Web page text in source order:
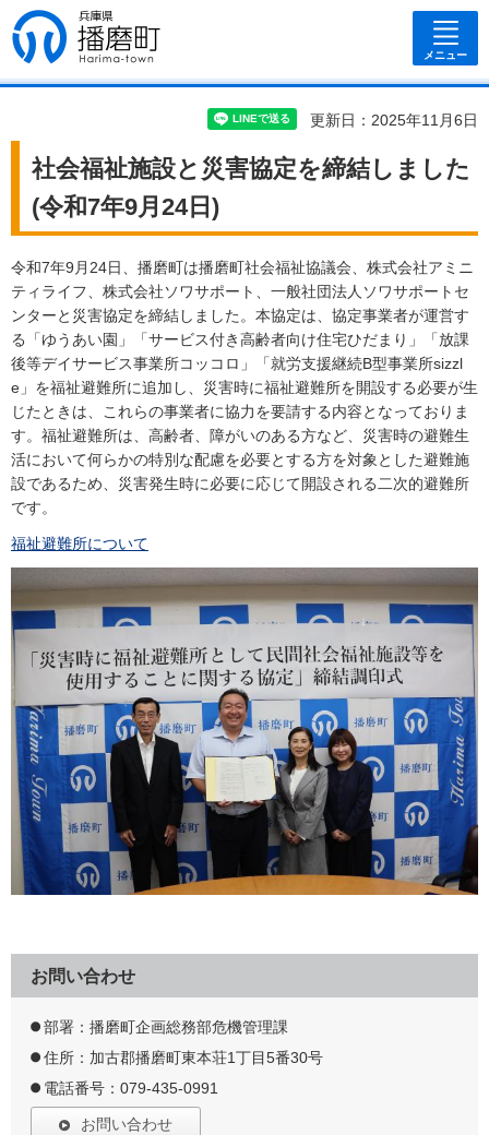
兵庫県 播磨
町
メニュー
更新日：2025年11月6日
社会福祉施設と災害協定を締結しました
(令和7年9月24日)
令和7年9月24日、播磨町は播磨町社会福祉協議会、株式会社アミニ
ティライフ、株式会社ソワサポート、一般社団法人ソワサポートセ
ンターと災害協定を締結しました。本協定は、協定事業者が運営す
る「ゆうあい園」「サービス付き高齢者向け住宅ひだまり」「放課
後等デイサービス事業所コッコロ」「就労支援継続B型事業所sizzl
e」を福祉避難所に追加し、災害時に福祉避難所を開設する必要が生
じたときは、これらの事業者に協力を要請する内容となっておりま
す。福祉避難所は、高齢者、障がいのある方など、災害時の避難生
活において何らかの特別な配慮を必要とする方を対象とした避難施
設であるため、災害発生時に必要に応じて開設される二次的避難所
です。
福祉避難所について
お問い合わせ
部署：播磨町企画総務部危機管理課
住所：加古郡播磨町東本荘1丁目5番30号
電話番号：079-435-0991
お問い合わせ